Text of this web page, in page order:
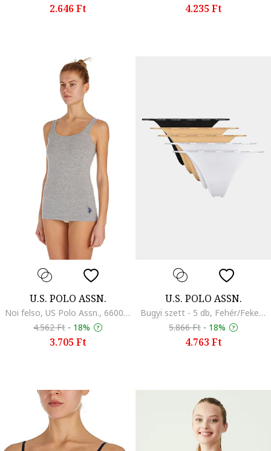
2.646 Ft 4.235 Ft
U.S. POLO ASSN.
Noi felso, US Polo Assn., 66001, fekete
4.562 Ft - 18%
3.705 Ft
U.S. POLO ASSN.
Bugyi szett - 5 db, Fehér/Fekete/Bézs
5.866 Ft - 18%
4.763 Ft